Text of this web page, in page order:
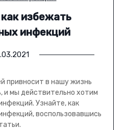
избежать
инфекций
привносит в нашу жизнь
и мы действительно хотим
Узнайте, как
воспользовавшись